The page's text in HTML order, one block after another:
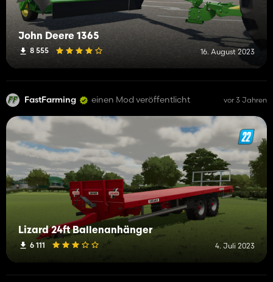
John Deere 1365
8 555 16. August 2023
FastFarming einen Mod veröffentlicht vor 3 Jahren
Lizard 24ft Ballenanhänger
6 111 4. Juli 2023